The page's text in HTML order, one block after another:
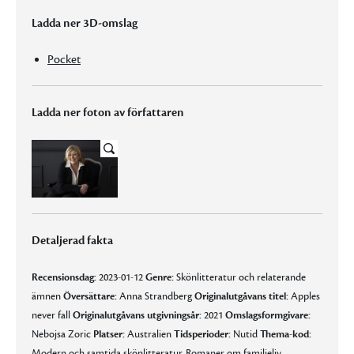
Ladda ner 3D-omslag
Pocket
Ladda ner foton av författaren
Detaljerad fakta
Recensionsdag:2023-01-12Genre:Skönlitteratur och relaterande
ämnenÖversättare:Anna StrandbergOriginalutgåvans titel:Apples
never fall Originalutgåvans utgivningsår:2021 Omslagsformgivare:
Nebojsa Zoric Platser:AustralienTidsperioder: NutidThema-kod: